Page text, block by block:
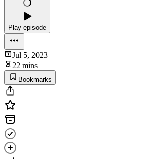
Play episode
Jul 5, 2023
22 mins
Bookmarks